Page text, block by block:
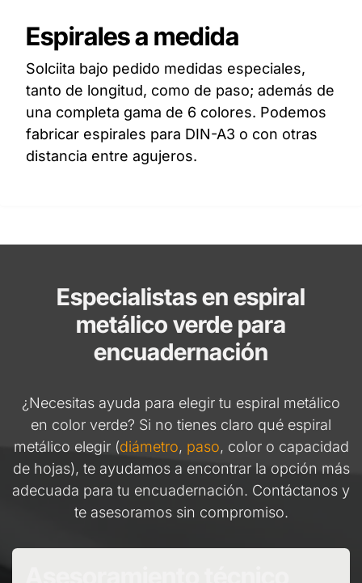
Espirales a medida
Solciita bajo pedido medidas especiales,
tanto de longitud, como de paso; además de
una completa gama de 6 colores. Podemos
fabricar espirales para DIN-A3 o con otras
distancia entre agujeros.
Especialistas en espiral
metálico verde para
encuadernación
¿Necesitas ayuda para elegir tu espiral metálico
en color verde? Si no tienes claro qué espiral
metálico elegir (diámetro, paso, color o capacidad
de hojas), te ayudamos a encontrar la opción más
adecuada para tu encuadernación. Contáctanos y
te asesoramos sin compromiso.